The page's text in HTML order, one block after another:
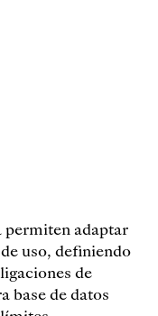
permiten adaptar
uso, definiendo
de
base de datos